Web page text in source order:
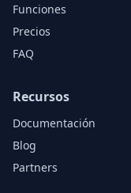
Funciones
Precios
FAQ
Recursos
Documentación
Blog
Partners